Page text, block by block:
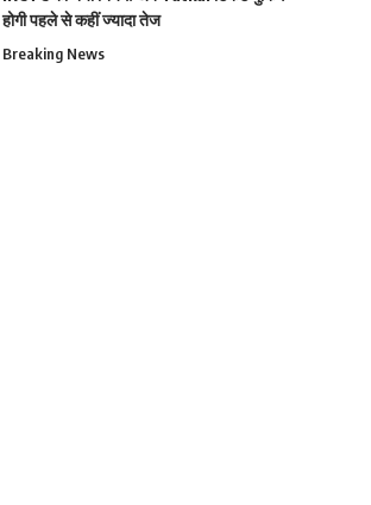
होगी पहले से कहीं ज्यादा तेज
Breaking News